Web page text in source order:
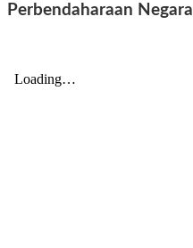
Perbendaharaan Negara